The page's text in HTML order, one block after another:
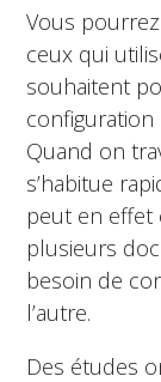
Vous
ceux qui
souhaitent
Quand on
s’habitue
peut en effet
plusieurs
besoin de
l’autre.
Des études